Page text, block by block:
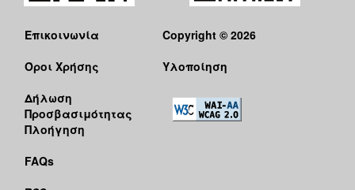
Επικοινωνία
Όροι Χρήσης
Δήλωση
Προσβασιμότητας
Πλοήγηση
FAQs
Copyright © 2026
Υλοποίηση